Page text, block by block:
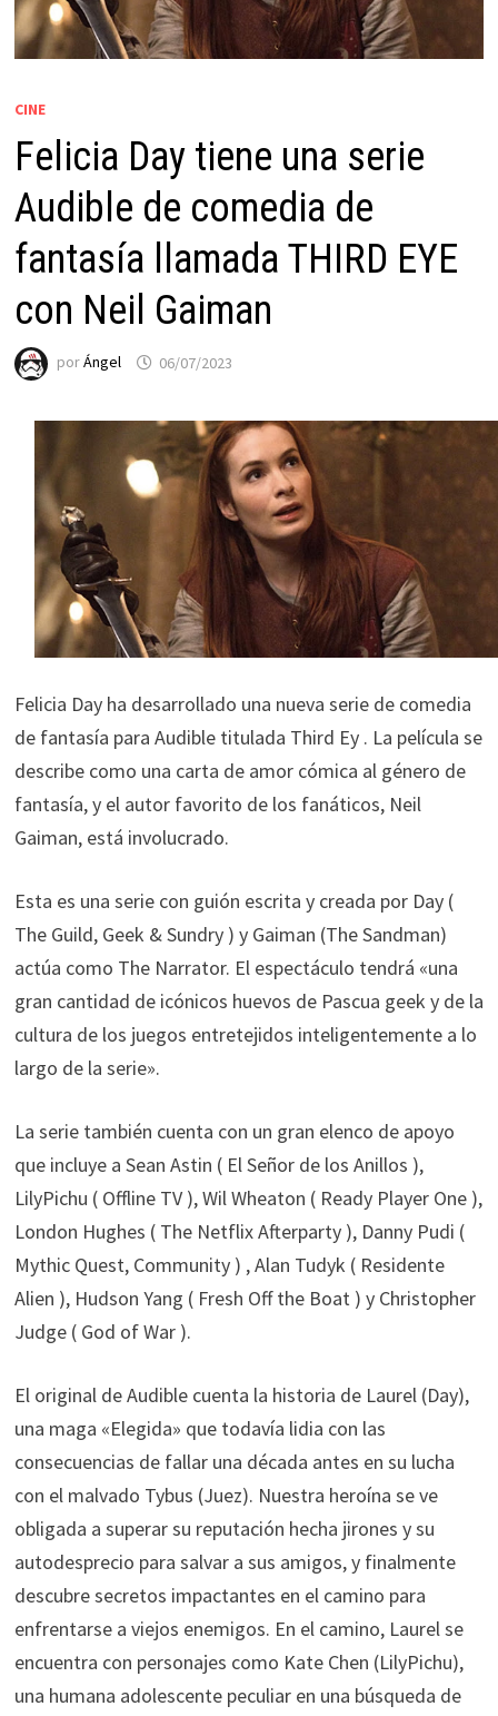
CINE
Felicia Day tiene una serie
Audible de comedia de
fantasía llamada THIRD EYE
con Neil Gaiman
porÁngel 06/07/2023
Felicia Day ha desarrollado una nueva serie de comedia
de fantasía para Audible titulada Third Ey . La película se
describe como una carta de amor cómica al género de
fantasía, y el autor favorito de los fanáticos, Neil
Gaiman, está involucrado.
Esta es una serie con guión escrita y creada por Day (
The Guild, Geek & Sundry ) y Gaiman (The Sandman)
actúa como The Narrator. El espectáculo tendrá «una
gran cantidad de icónicos huevos de Pascua geek y de la
cultura de los juegos entretejidos inteligentemente a lo
largo de la serie».
La serie también cuenta con un gran elenco de apoyo
que incluye a Sean Astin ( El Señor de los Anillos ),
LilyPichu ( Offline TV ), Wil Wheaton ( Ready Player One ),
London Hughes ( The Netflix Afterparty ), Danny Pudi (
Mythic Quest, Community ) , Alan Tudyk ( Residente
Alien ), Hudson Yang ( Fresh Off the Boat ) y Christopher
Judge ( God of War ).
El original de Audible cuenta la historia de Laurel (Day),
una maga «Elegida» que todavía lidia con las
consecuencias de fallar una década antes en su lucha
con el malvado Tybus (Juez). Nuestra heroína se ve
obligada a superar su reputación hecha jirones y su
autodesprecio para salvar a sus amigos, y finalmente
descubre secretos impactantes en el camino para
enfrentarse a viejos enemigos. En el camino, Laurel se
encuentra con personajes como Kate Chen (LilyPichu),
una humana adolescente peculiar en una búsqueda de